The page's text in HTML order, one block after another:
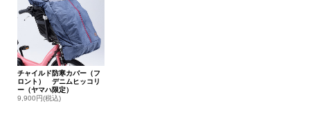
チャイルド防寒カバー（フ
ロント） デニムヒッコリ
ー（ヤマハ限定）
9,900円(税込)